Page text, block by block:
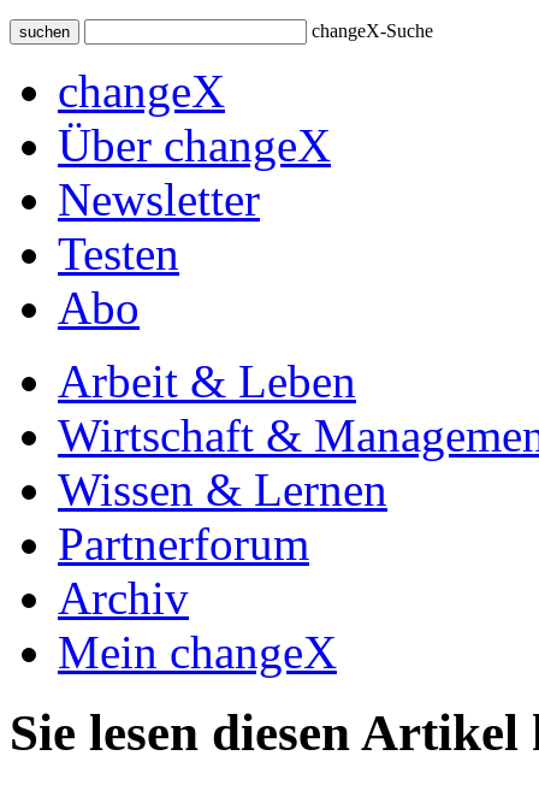
suchen changeX-Suche
changeX
Über changeX
Newsletter
Testen
Abo
Arbeit & Leben
Wirtschaft &
Wissen & Lernen
Partnerforum
Archiv
Mein changeX
Sie lesen diesen Artikel